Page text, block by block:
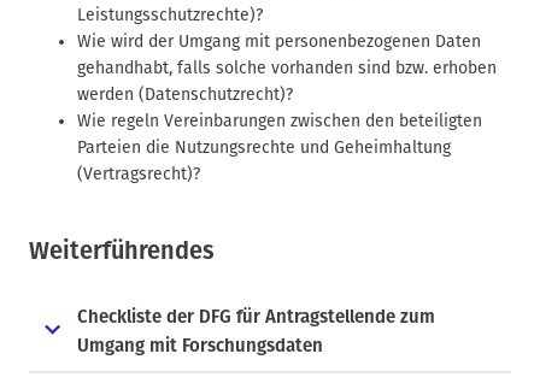
Leistungsschutzrechte)?
Wie wird der Umgang mit personenbezogenen Daten
gehandhabt, falls solche vorhanden sind bzw. erhoben
werden (Datenschutzrecht)?
Wie regeln Vereinbarungen zwischen den beteiligten
Parteien die Nutzungsrechte und Geheimhaltung
(Vertragsrecht)?
Weiterführendes
Checkliste der DFG für Antragstellende zum
Umgang mit Forschungsdaten